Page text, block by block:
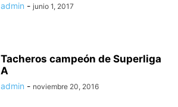
admin - junio 1, 2017
Tacheros campeón de Superliga
A
admin - noviembre 20, 2016